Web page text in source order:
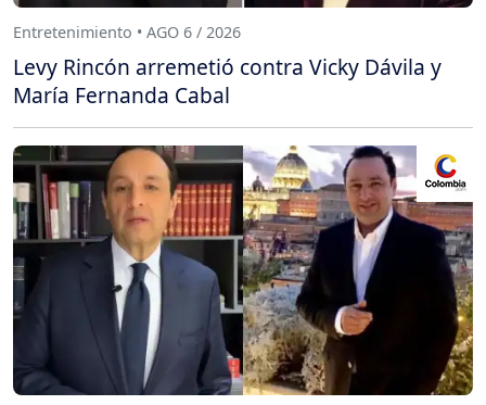
Entretenimiento • AGO 6 / 2026
Levy Rincón arremetió contra Vicky Dávila y
María Fernanda Cabal